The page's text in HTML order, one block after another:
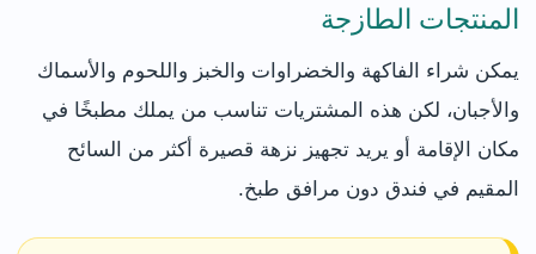
المنتجات الطازجة
يمكن شراء الفاكهة والخضراوات والخبز واللحوم والأسماك
والأجبان، لكن هذه المشتريات تناسب من يملك مطبخًا في
مكان الإقامة أو يريد تجهيز نزهة قصيرة أكثر من السائح
المقيم في فندق دون مرافق طبخ.